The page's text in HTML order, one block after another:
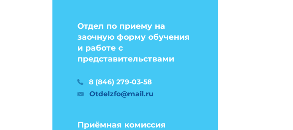
Отдел по приему на
заочную форму обучения
и работе с
представительствами
8 (846) 279-03-58
Otdelzfo@mail.ru
Приёмная комиссия